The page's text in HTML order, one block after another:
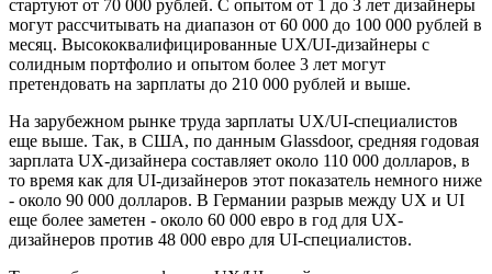
стартуют от 70 000 рублей. С опытом от 1 до 3 лет дизайнеры
могут рассчитывать на диапазон от 60 000 до 100 000 рублей в
месяц. Высококвалифицированные UX/UI-дизайнеры с
солидным портфолио и опытом более 3 лет могут
претендовать на зарплаты до 210 000 рублей и выше.
На зарубежном рынке труда зарплаты UX/UI-специалистов
еще выше. Так, в США, по данным Glassdoor, средняя годовая
зарплата UX-дизайнера составляет около 110 000 долларов, в
то время как для UI-дизайнеров этот показатель немного ниже
- около 90 000 долларов. В Германии разрыв между UX и UI
еще более заметен - около 60 000 евро в год для UX-
дизайнеров против 48 000 евро для UI-специалистов.